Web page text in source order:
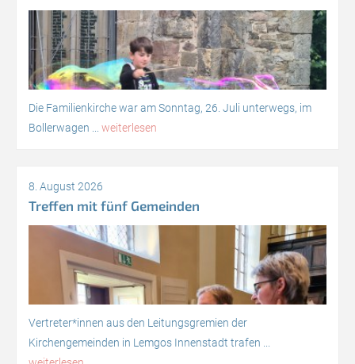
Die Familienkirche war am Sonntag, 26. Juli unterwegs, im
Bollerwagen ... weiterlesen
8. August 2026
Treffen mit fünf Gemeinden
Vertreter*innen aus den Leitungsgremien der
Kirchengemeinden in Lemgos Innenstadt trafen ...